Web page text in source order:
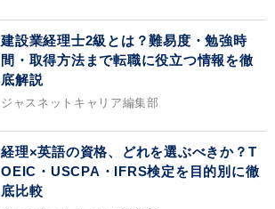
建設業経理士2級とは？難易度・勉強時
間・取得方法まで転職に役立つ情報を徹
底解説
ジャスネットキャリア編集部
経理×英語の資格、どれを選ぶべきか？T
OEIC・USCPA・IFRS検定を目的別に徹
底比較